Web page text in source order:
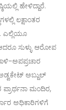
ಹೇಳಿದ್ದಾರೆ.
ಲಕ್ಷಾಂತರ
ಎಲ್ಲಿಯೂ
ಸುಳ್ಳು ಆರೋಪ
ಅಪಪ್ರಚಾರ
ಅಬ್ದುಲ್
ಪ್ರಾರ್ಥನಾ ಮಂದಿರ,
ಅಧಿಕಾರಿಗಳಿಗೆ